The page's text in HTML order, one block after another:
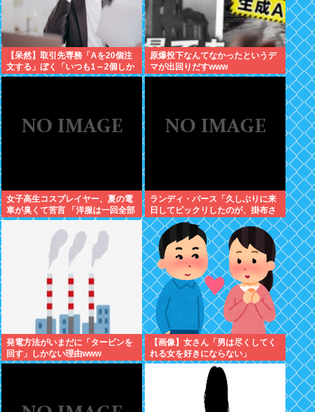
【呆然】取引先専務「Aを20個注
文する」ぼく「いつも1～2個しか
使わないけど本当に20であって
原爆投下なんてなかったというデ
マが出回りだすwww
女子高生コスプレイヤー、夏の電
車が臭くて苦言 「洋服は一回全部
熱湯につけよう！洗濯機はキッチ
ンハイター薄めた水で一回まわそ
ランディ・バース「久しぶりに来
日してビックリしたのが、掛布さ
んの髪の毛が増えていた。岡田さ
んは髪の毛がなくなってた」
発電方法がいまだに「タービンを
回す」しかない理由www
【画像】女さん「男は尽くしてく
れる女を好きにならない」